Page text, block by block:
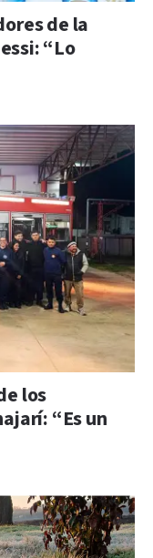
de la
“Lo
los
“Es un